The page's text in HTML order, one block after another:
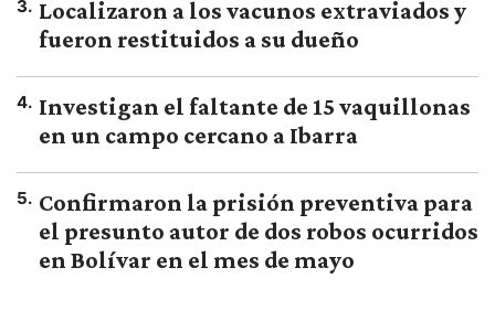
3. Localizaron a los vacunos extraviados y
fueron restituidos a su dueño
4. Investigan el faltante de 15 vaquillonas
en un campo cercano a Ibarra
5. Confirmaron la prisión preventiva para
el presunto autor de dos robos ocurridos
en Bolívar en el mes de mayo